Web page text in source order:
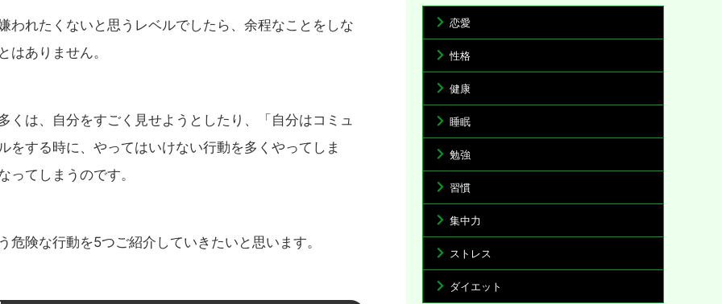
われたくないと思うレベルでしたら、余程なことをしな
はありません。
くは、自分をすごく見せようとしたり、「自分はコミュ
をする時に、やってはいけない行動を多くやってしま
ってしまうのです。
険な行動を5つご紹介していきたいと思います。
恋愛
性格
健康
睡眠
勉強
習慣
集中力
ストレス
ダイエット